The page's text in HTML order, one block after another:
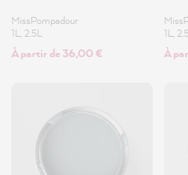
MissPompadour
1L, 2.5L
À partir de 36,00 €
1L,
À